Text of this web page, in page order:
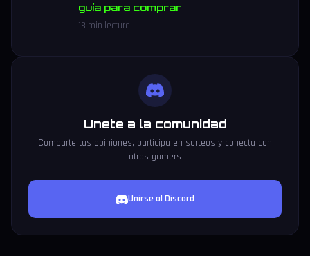
guía para comprar
18 min lectura
Unete a la comunidad
Comparte tus opiniones, participa en sorteos y conecta con
otros gamers
Unirse al Discord